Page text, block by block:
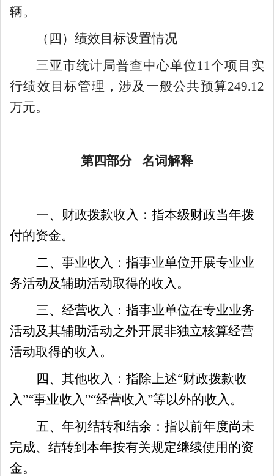
辆。
（ 四 ）绩效目标设置情况
三亚市统计局普查中心单位 1 1 个项目实
行绩效目标管理，涉及一般公共预算249.12
万元。
第四部分 名词解释
一、财政拨款收入：指本级财政当年拨
付的资金。
二、事业收入：指事业单位开展专业业
务活动及辅助活动取得的收入。
三、经营收入：指事业单位在专业业务
活动及其辅助活动之外开展非独立核算经营
活动取得的收入。
四、其他收入：指除上述“财政拨款收
入”“事业收入”“经营收入”等以外的收入。
五、年初结转和结余：指以前年度尚未
完成、结转到本年按有关规定继续使用的资
金。